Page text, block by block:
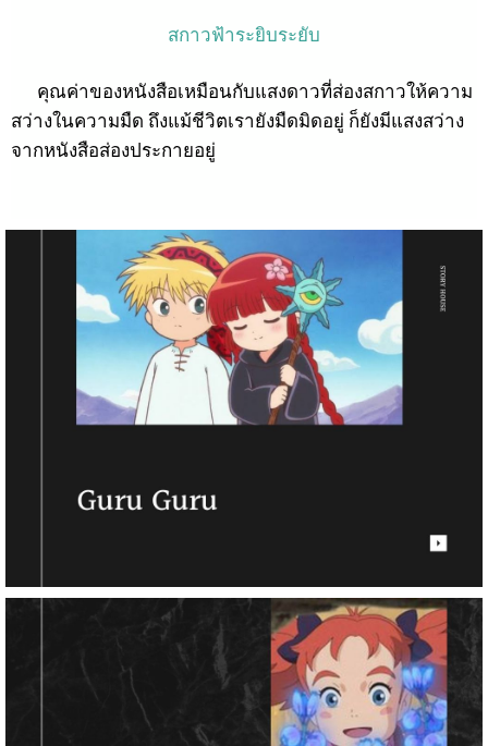
สกาวฟ้าระยิบระยับ
คุณค่าของหนังสือเหมือนกับแสงดาวที่ส่องสกาวให้ความ
สว่างในความมืด ถึงแม้ชีวิตเรายังมืดมิดอยู่ ก็ยังมีแสงสว่าง
จากหนังสือส่องประกายอยู่